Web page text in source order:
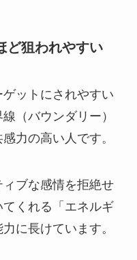
ど狙われやすい
ットにされやすい
（バウンダリー）
力の高い人です。
ブな感情を拒絶せ
くれる「エネルギ
に長けています。